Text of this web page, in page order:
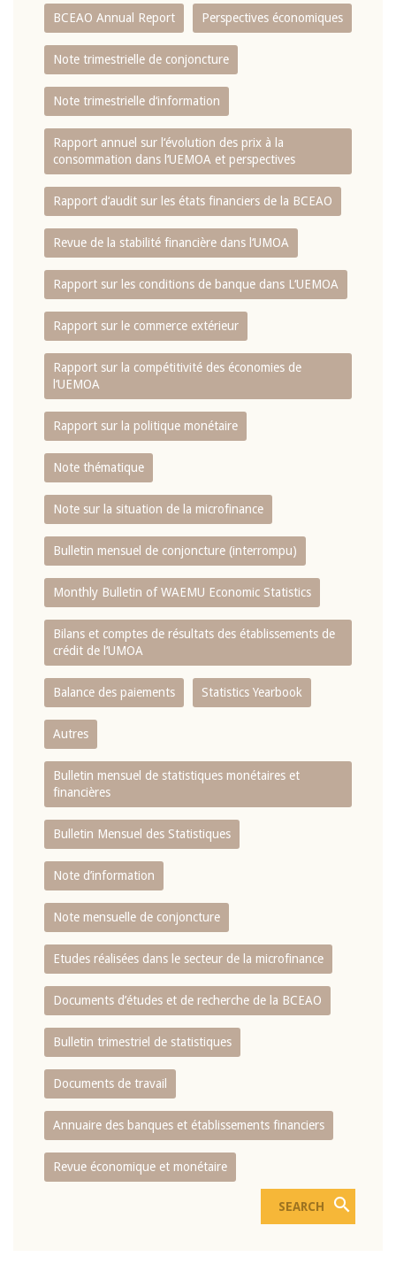
BCEAO Annual Report Perspectives économiques
Note trimestrielle de conjoncture
Note trimestrielle d‘information
Rapport annuel sur l‘évolution des prix à la
consommation dans l‘UEMOA et perspectives
Rapport d‘audit sur les états financiers de la BCEAO
Revue de la stabilité financière dans l‘UMOA
Rapport sur les conditions de banque dans L‘UEMOA
Rapport sur le commerce extérieur
Rapport sur la compétitivité des économies de
l‘UEMOA
Rapport sur la politique monétaire
Note thématique
Note sur la situation de la microfinance
Bulletin mensuel de conjoncture (interrompu)
Monthly Bulletin of WAEMU Economic Statistics
Bilans et comptes de résultats des établissements de
crédit de l‘UMOA
Balance des paiements Statistics Yearbook
Autres
Bulletin mensuel de statistiques monétaires et
financières
Bulletin Mensuel des Statistiques
Note d’information
Note mensuelle de conjoncture
Etudes réalisées dans le secteur de la microfinance
Documents d’études et de recherche de la BCEAO
Bulletin trimestriel de statistiques
Documents de travail
Annuaire des banques et établissements financiers
Revue économique et monétaire